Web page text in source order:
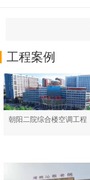
工程案例
朝阳二院综合楼空调工程